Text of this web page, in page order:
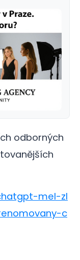
odborných
mel-zl
c